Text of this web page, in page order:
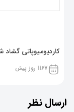
کاردیومیوپاتی
1167 روز پیش
ارسال نظر